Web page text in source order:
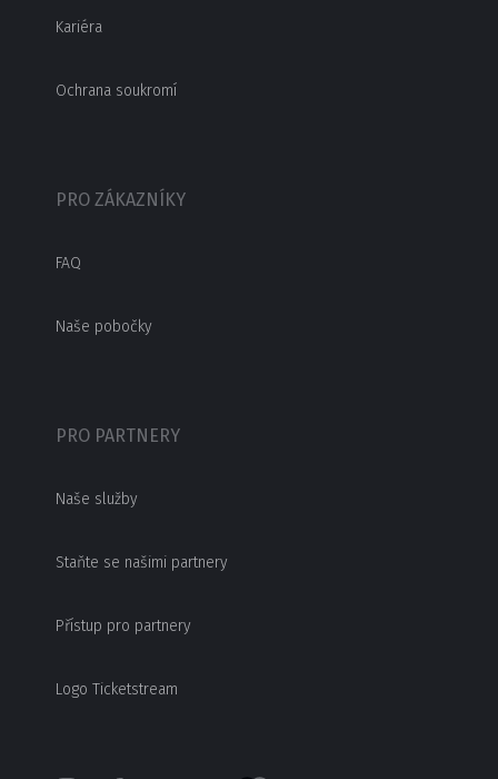
Kariéra
Ochrana soukromí
PRO ZÁKAZNÍKY
FAQ
Naše pobočky
PRO PARTNERY
Naše služby
Staňte se našimi partnery
Přístup pro partnery
Logo Ticketstream